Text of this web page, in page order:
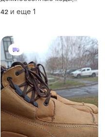
хайтопы memphis
42 и еще 1